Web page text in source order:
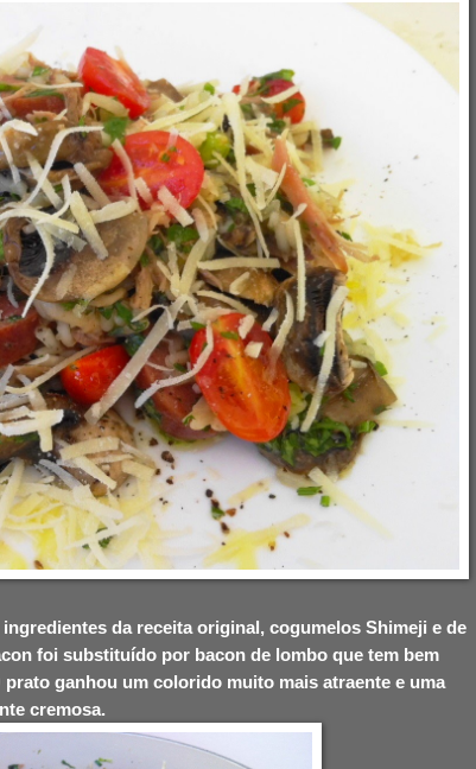
da receita original, cogumelos Shimeji e de
foi substituído por bacon de lombo que tem bem
ganhou um colorido muito mais atraente e uma
cremosa.